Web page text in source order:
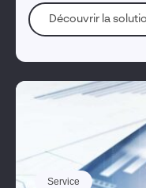
Découvrir la
Service